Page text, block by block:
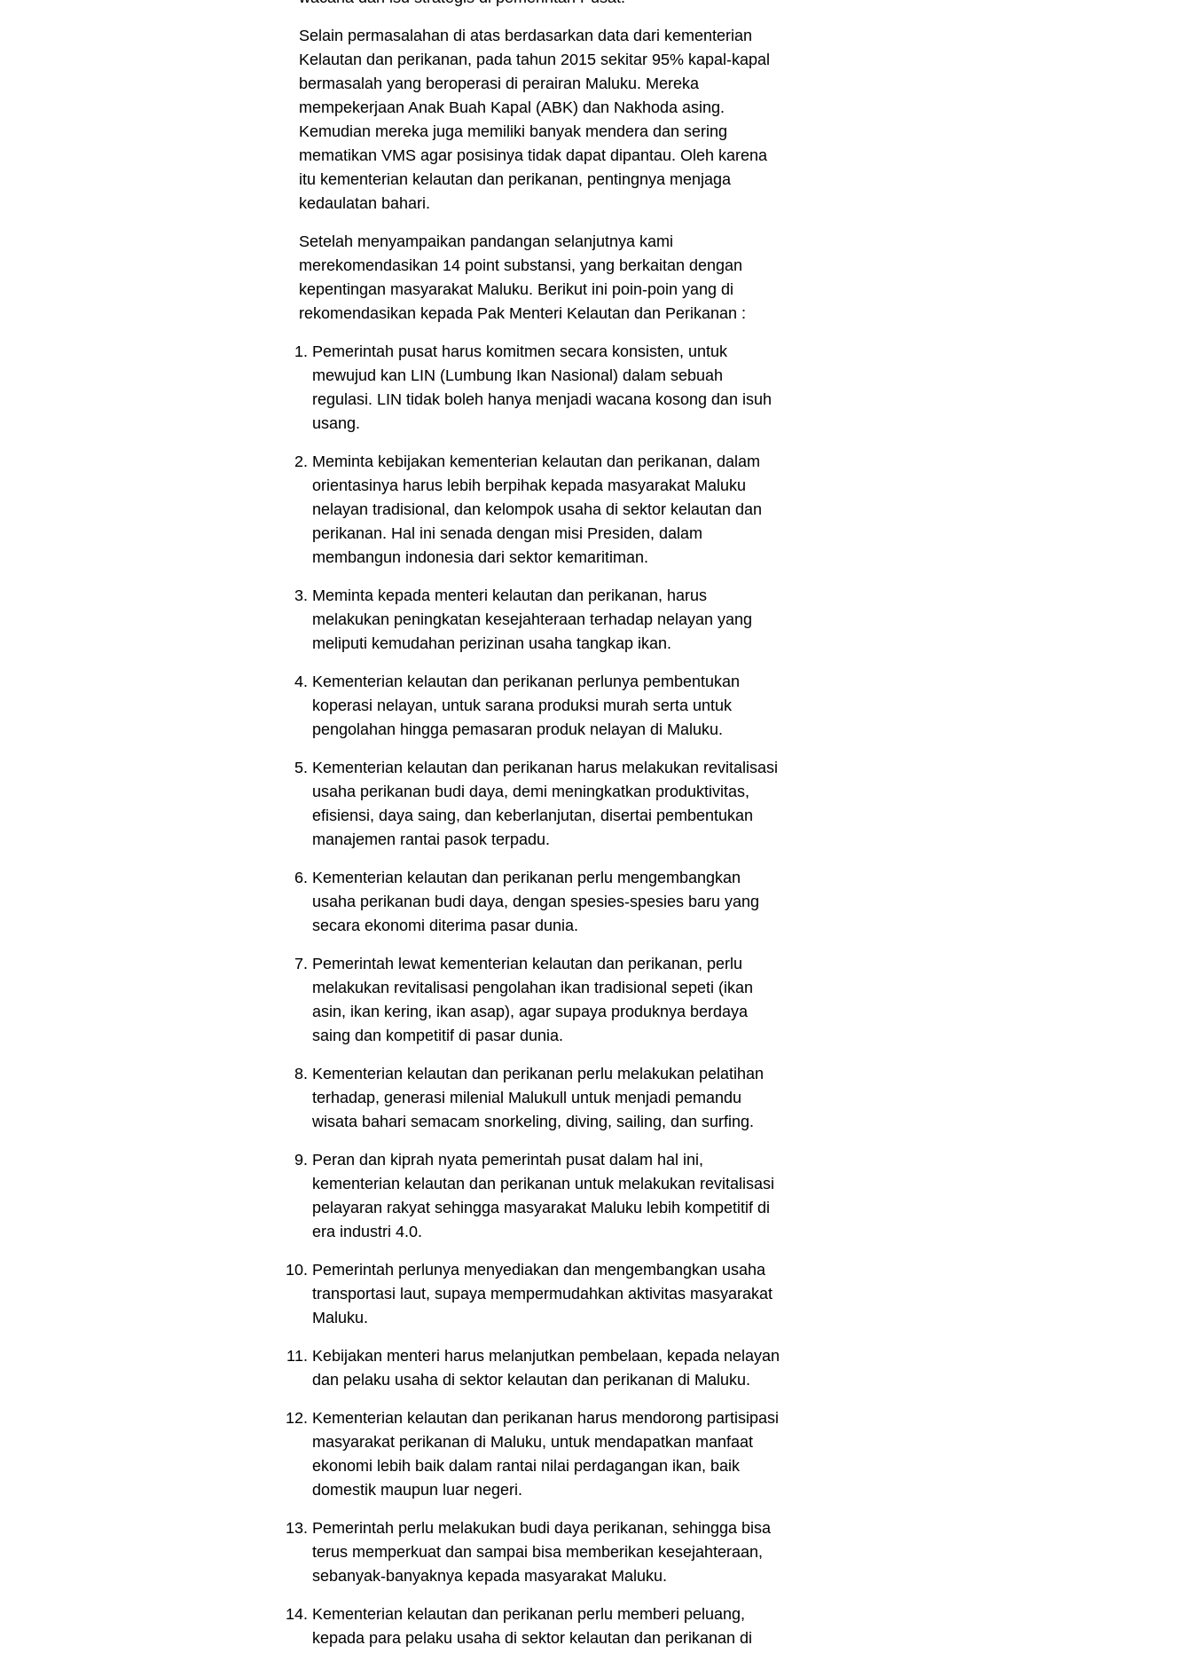
Selain permasalahan di atas berdasarkan data dari kementerian
Kelautan dan perikanan, pada tahun 2015 sekitar 95% kapal-kapal
bermasalah yang beroperasi di perairan Maluku. Mereka
mempekerjaan Anak Buah Kapal (ABK) dan Nakhoda asing.
Kemudian mereka juga memiliki banyak mendera dan sering
mematikan VMS agar posisinya tidak dapat dipantau. Oleh karena
itu kementerian kelautan dan perikanan, pentingnya menjaga
kedaulatan bahari.
Setelah menyampaikan pandangan selanjutnya kami
merekomendasikan 14 point substansi, yang berkaitan dengan
kepentingan masyarakat Maluku. Berikut ini poin-poin yang di
rekomendasikan kepada Pak Menteri Kelautan dan Perikanan :
Pemerintah pusat harus komitmen secara konsisten, untuk
mewujud kan LIN (Lumbung Ikan Nasional) dalam sebuah
regulasi. LIN tidak boleh hanya menjadi wacana kosong dan isuh
usang.
Meminta kebijakan kementerian kelautan dan perikanan, dalam
orientasinya harus lebih berpihak kepada masyarakat Maluku
nelayan tradisional, dan kelompok usaha di sektor kelautan dan
perikanan. Hal ini senada dengan misi Presiden, dalam
membangun indonesia dari sektor kemaritiman.
Meminta kepada menteri kelautan dan perikanan, harus
melakukan peningkatan kesejahteraan terhadap nelayan yang
meliputi kemudahan perizinan usaha tangkap ikan‎.
Kementerian kelautan dan perikanan perlunya pembentukan
koperasi nelayan, untuk sarana produksi murah serta untuk
pengolahan hingga pemasaran produk nelayan di Maluku.
Kementerian kelautan dan perikanan harus melakukan revitalisasi
usaha perikanan budi daya, demi meningkatkan produktivitas,
efisiensi, daya saing, dan keberlanjutan, disertai pembentukan
manajemen rantai pasok terpadu.
Kementerian kelautan dan perikanan perlu mengembangkan
usaha perikanan budi daya, dengan spesies-spesies baru yang
secara ekonomi diterima pasar dunia.
Pemerintah lewat kementerian kelautan dan perikanan, perlu
melakukan revitalisasi pengolahan ikan tradisional sepeti (ikan
asin, ikan kering, ikan asap), agar supaya produknya berdaya
saing dan kompetitif di pasar dunia.
Kementerian kelautan dan perikanan perlu melakukan pelatihan
terhadap, generasi milenial Malukull untuk menjadi pemandu
wisata bahari semacam snorkeling, diving, sailing, dan surfing.
Peran dan kiprah nyata pemerintah pusat dalam hal ini,
kementerian kelautan dan perikanan untuk melakukan revitalisasi
pelayaran rakyat sehingga masyarakat Maluku lebih kompetitif di
era industri 4.0.
Pemerintah perlunya menyediakan dan mengembangkan usaha
transportasi laut, supaya mempermudahkan aktivitas masyarakat
Maluku.
Kebijakan menteri harus melanjutkan pembelaan, kepada nelayan
dan pelaku usaha di sektor kelautan dan perikanan di Maluku.
Kementerian kelautan dan perikanan harus mendorong partisipasi
masyarakat perikanan di Maluku, untuk mendapatkan manfaat
ekonomi lebih baik dalam rantai nilai perdagangan ikan, baik
domestik maupun luar negeri.
Pemerintah perlu melakukan budi daya perikanan, sehingga bisa
terus memperkuat dan sampai bisa memberikan kesejahteraan,
sebanyak-banyaknya kepada masyarakat Maluku.
Kementerian kelautan dan perikanan perlu memberi peluang,
kepada para pelaku usaha di sektor kelautan dan perikanan di